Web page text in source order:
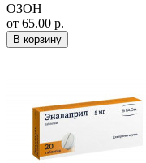
ОЗОН
от 65.00 р.
В корзину